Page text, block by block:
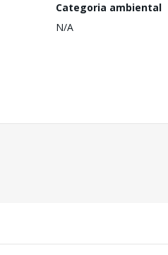
Categoria ambiental
N/A